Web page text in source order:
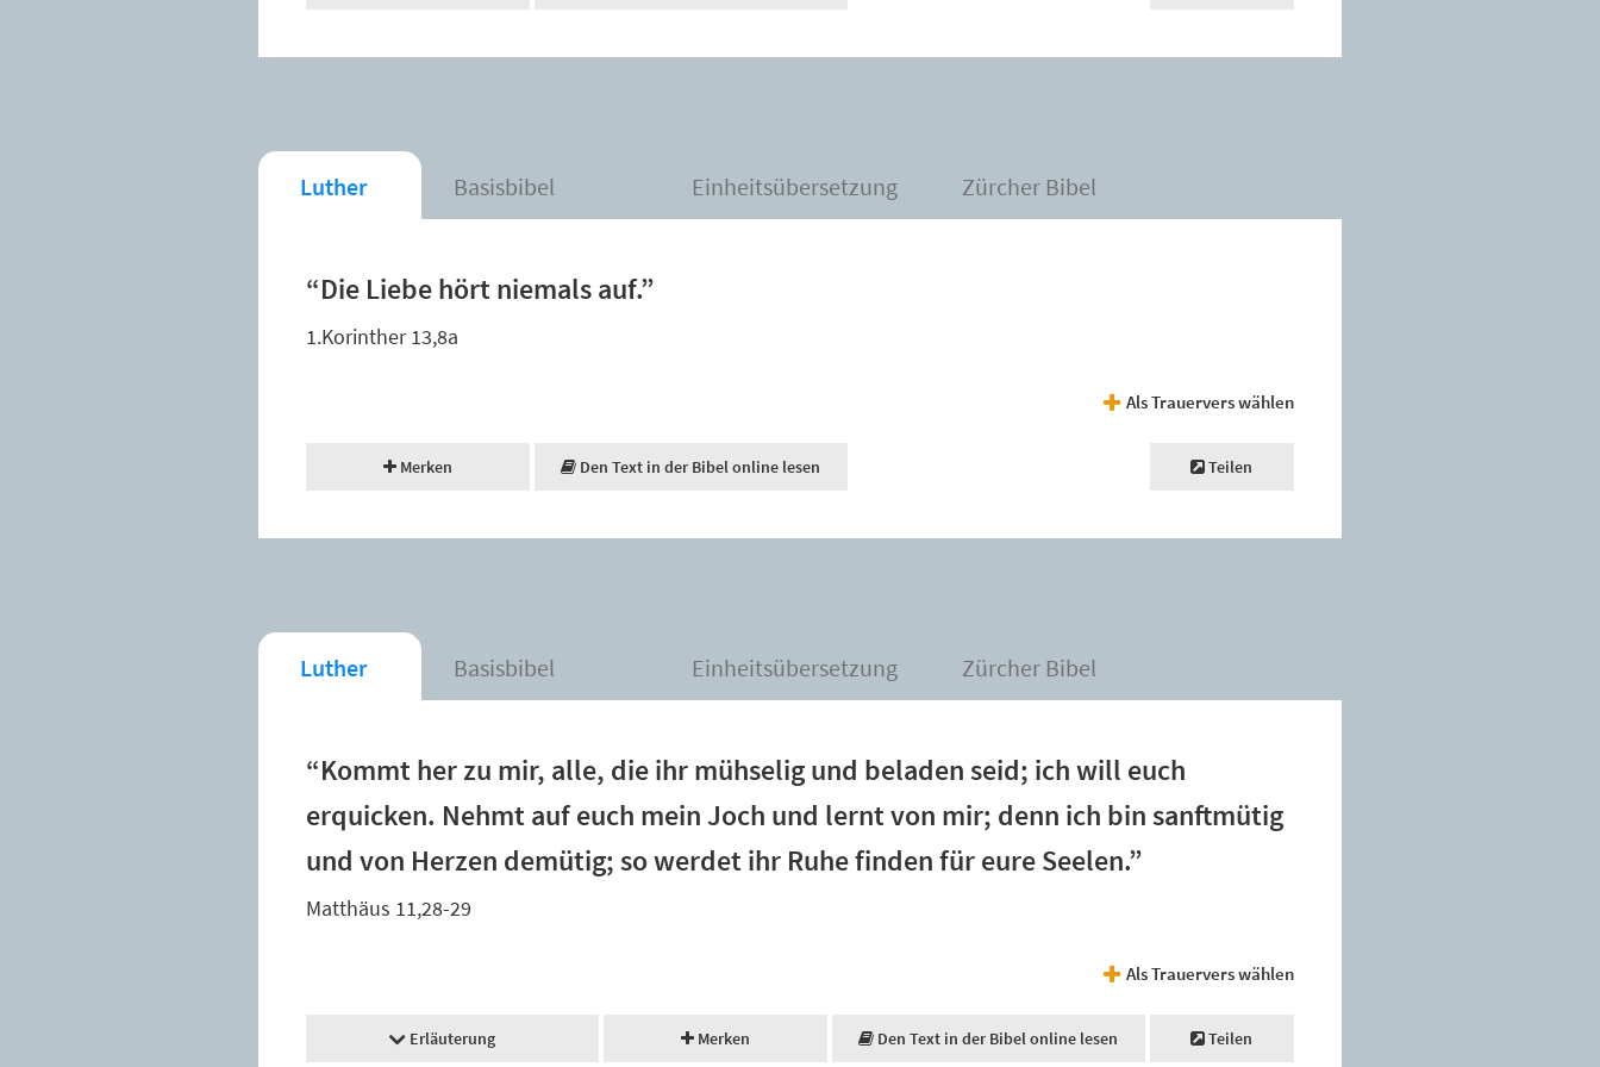
Luther Basisbibel Einheitsübersetzung Zürcher Bibel
“Die Liebe hört niemals auf.”
1.Korinther 13,8a
Als Trauervers wählen
Merken Den Text in der Bibel online lesen Teilen
Luther Basisbibel Einheitsübersetzung Zürcher Bibel
“Kommt her zu mir, alle, die ihr mühselig und beladen seid; ich will euch
erquicken. Nehmt auf euch mein Joch und lernt von mir; denn ich bin sanftmütig
und von Herzen demütig; so werdet ihr Ruhe finden für eure Seelen.”
Matthäus 11,28-29
Als Trauervers wählen
Erläuterung Merken Den Text in der Bibel online lesen Teilen